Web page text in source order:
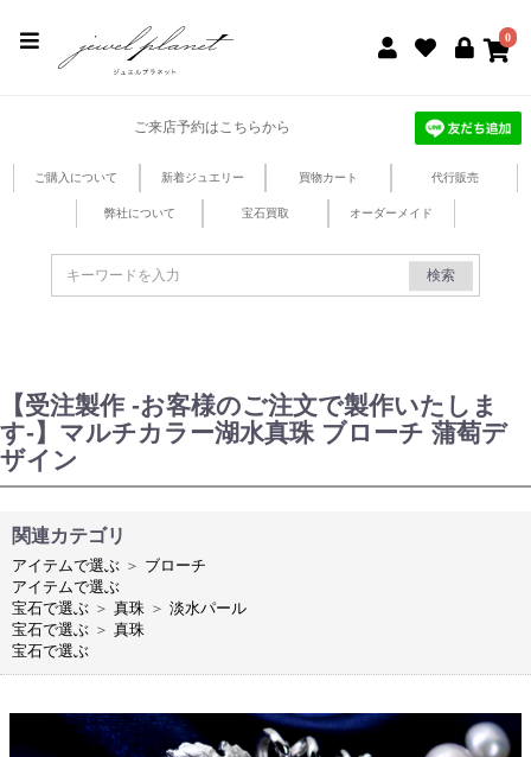
0
ご来店予約はこちらから
ご購入について 新着ジュエリー 買物カート 代行販売
弊社について 宝石買取 オーダーメイド
検索
【受注製作 -お客様のご注文で製作いたしま
す-】マルチカラー湖水真珠 ブローチ 蒲萄デ
ザイン
関連カテゴリ
アイテムで選ぶ ＞ ブローチ
アイテムで選ぶ
宝石で選ぶ ＞ 真珠 ＞ 淡水パール
宝石で選ぶ ＞ 真珠
宝石で選ぶ